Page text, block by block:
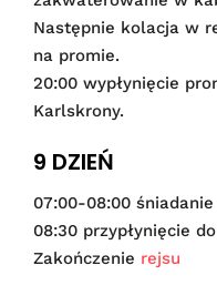
Następnie kolacja w
na promie.
20:00 wypłynięcie
Karlskrony.
9 DZIEŃ
07:00-08:00
08:30 przypłynięcie do
Zakończenie rejsu